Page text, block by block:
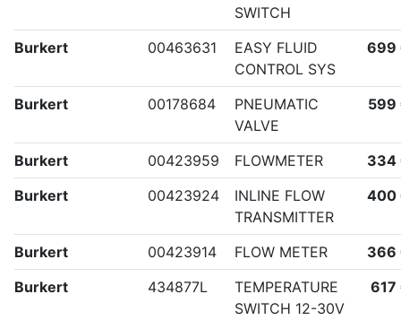
SWITCH
Burkert 00463631
EASY FLUID
CONTROL SYS
699
Burkert 00178684
PNEUMATIC
VALVE
599
Burkert 00423959 FLOWMETER
334
Burkert
00423924
INLINE FLOW
TRANSMITTER
400
Burkert 00423914 FLOW METER
366
Burkert
434877L
TEMPERATURE
SWITCH 12-30V
617